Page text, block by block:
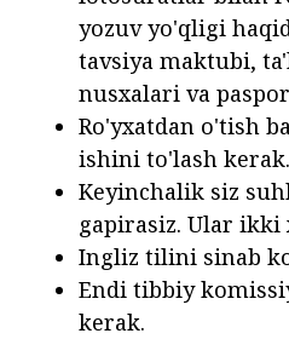
yozuv yo'qligi
tavsiya maktubi,
nusxalari va
Ro'yxatdan o'tish
ishini to'lash kerak.
Keyinchalik siz
gapirasiz. Ular ikki
Ingliz tilini sinab
Endi tibbiy
kerak.